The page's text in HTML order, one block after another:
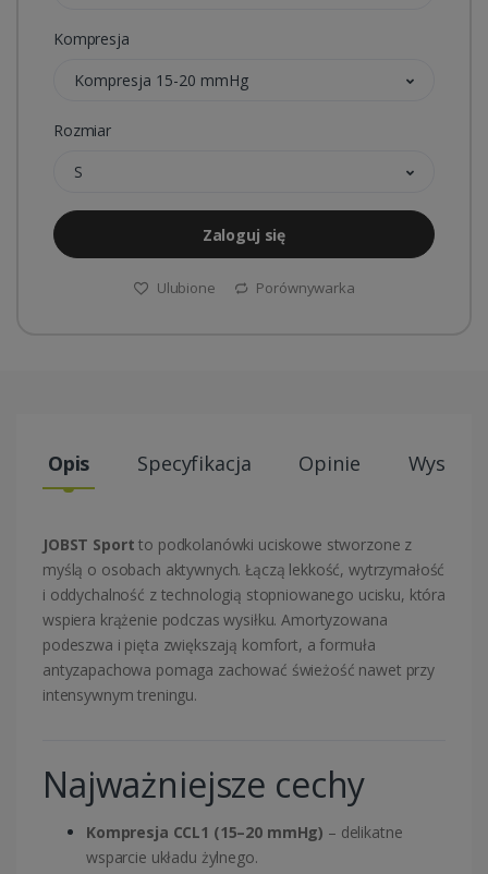
Kompresja
Kompresja 15-20 mmHg
Rozmiar
S
Zaloguj się
Ulubione Porównywarka
Opis Specyfikacja Opinie Wysyłki
JOBST Sport to podkolanówki uciskowe stworzone z
myślą o osobach aktywnych. Łączą lekkość, wytrzymałość
i oddychalność z technologią stopniowanego ucisku, która
wspiera krążenie podczas wysiłku. Amortyzowana
podeszwa i pięta zwiększają komfort, a formuła
antyzapachowa pomaga zachować świeżość nawet przy
intensywnym treningu.
Najważniejsze cechy
Kompresja CCL1 (15–20 mmHg) – delikatne
wsparcie układu żylnego.